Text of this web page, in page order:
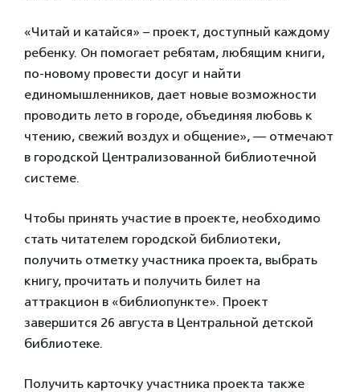
«Читай и катайся» – проект, доступный каждому
ребенку. Он помогает ребятам, любящим книги,
по-новому провести досуг и найти
единомышленников, дает новые возможности
проводить лето в городе, объединяя любовь к
чтению, свежий воздух и общение», — отмечают
в городской Централизованной библиотечной
системе.
Чтобы принять участие в проекте, необходимо
стать читателем городской библиотеки,
получить отметку участника проекта, выбрать
книгу, прочитать и получить билет на
аттракцион в «библиопункте». Проект
завершится 26 августа в Центральной детской
библиотеке.
Получить карточку участника проекта также